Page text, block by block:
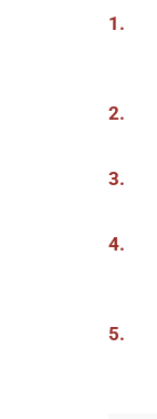
17:30
1.
2.
3.
4.
5.